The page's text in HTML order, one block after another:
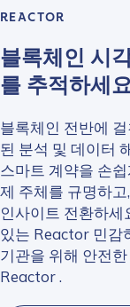
REACTOR
블록체인 시
를 추적하세
블록체인 전반에
된 분석 및 데이터
스마트 계약을 손
제 주체를 규명하
인사이트 전환하세
있는 Reactor 민감
기관을 위해 안전
Reactor .